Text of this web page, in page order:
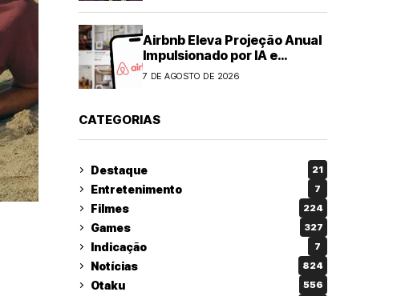
Airbnb Eleva Projeção Anual
Impulsionado por IA e
Demanda Forte
7 DE AGOSTO DE 2026
CATEGORIAS
Destaque 21
Entretenimento 7
Filmes 224
Games 327
Indicação 7
Notícias 824
Otaku 556